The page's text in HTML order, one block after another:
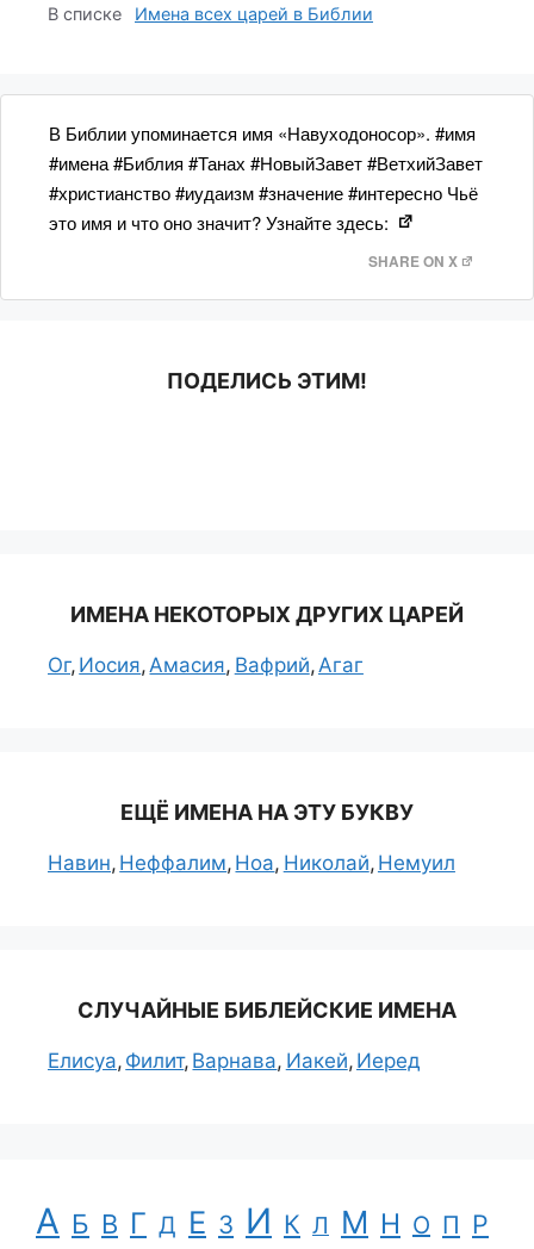
В Библии упоминается имя «Навуходоносор». #имя
#имена #Библия #Танах #НовыйЗавет #ВетхийЗавет
#христианство #иудаизм #значение #интересно Чьё
это имя и что оно значит? Узнайте здесь:
SHARE ON X
ПОДЕЛИСЬ ЭТИМ!
ИМЕНА НЕКОТОРЫХ ДРУГИХ ЦАРЕЙ
Ог Иосия Амасия Вафрий Агаг
ЕЩЁ ИМЕНА НА ЭТУ БУКВУ
Навин Неффалим Ноа Николай Немуил
СЛУЧАЙНЫЕ БИБЛЕЙСКИЕ ИМЕНА
Елисуа Филит Варнава Иакей Иеред
А Б В Г Д Е З И К Л М Н О П Р